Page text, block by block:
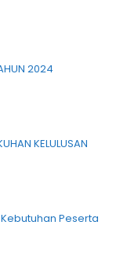
2024
KELULUSAN
Peserta